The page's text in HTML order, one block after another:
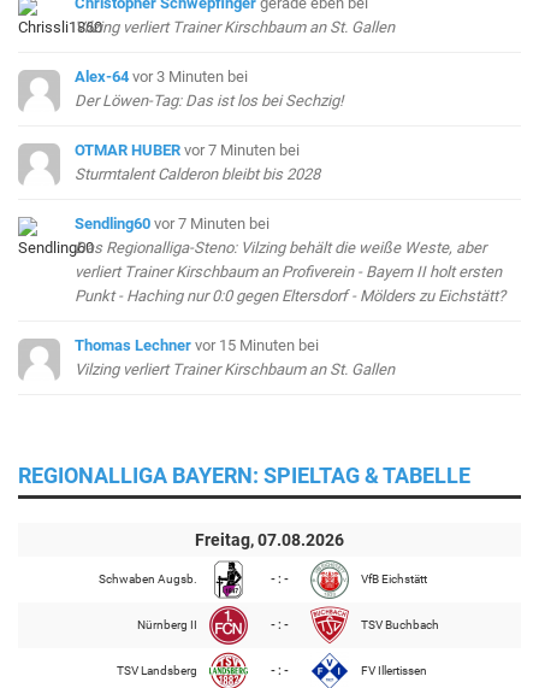
Vilzing verliert Trainer Kirschbaum an St. Gallen
Alex-64 vor 3 Minuten bei
Der Löwen-Tag: Das ist los bei Sechzig!
OTMAR HUBER vor 7 Minuten bei
Sturmtalent Calderon bleibt bis 2028
Sendling60 vor 7 Minuten bei
Das Regionalliga-Steno: Vilzing behält die weiße Weste, aber
verliert Trainer Kirschbaum an Profiverein - Bayern II holt ersten
Punkt - Haching nur 0:0 gegen Eltersdorf - Mölders zu Eichstätt?
Thomas Lechner vor 15 Minuten bei
Vilzing verliert Trainer Kirschbaum an St. Gallen
REGIONALLIGA BAYERN: SPIELTAG & TABELLE
Freitag, 07.08.2026
Schwaben Augsb. - : - VfB Eichstätt
Nürnberg II - : - TSV Buchbach
TSV Landsberg - : - FV Illertissen